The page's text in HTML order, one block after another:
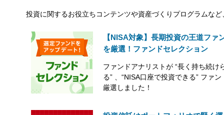
投資に関するお役立ちコンテンツや資産づくりプログラムな
【NISA対象】長期投資の王道ファ
を厳選！ファンドセレクション
ファンドアナリストが “長く持ち続け
る” 、“NISA口座で投資できる” ファン
厳選しました！